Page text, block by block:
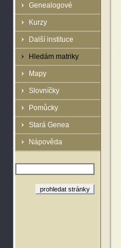
Genealogové
Kurzy
Další instituce
Hledám matriky
Mapy
Slovníčky
Pomůcky
Stará Genea
Nápověda